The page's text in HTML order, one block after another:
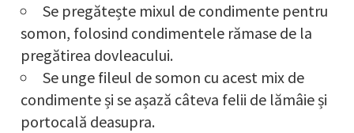
Se pregătește mixul de condimente pentru
somon, folosind condimentele rămase de la
pregătirea dovleacului.
Se unge fileul de somon cu acest mix de
condimente și se așază câteva felii de lămâie și
portocală deasupra.